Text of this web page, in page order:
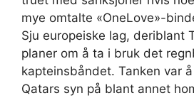
mye omtalte «OneLove»-
Sju europeiske lag, deriblant
planer om å ta i bruk det
kapteinsbåndet. Tanken var
Qatars syn på blant annet